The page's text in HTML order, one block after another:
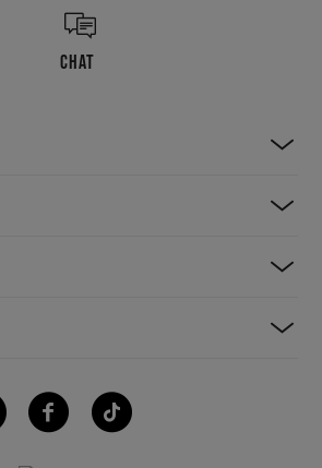
CHAT